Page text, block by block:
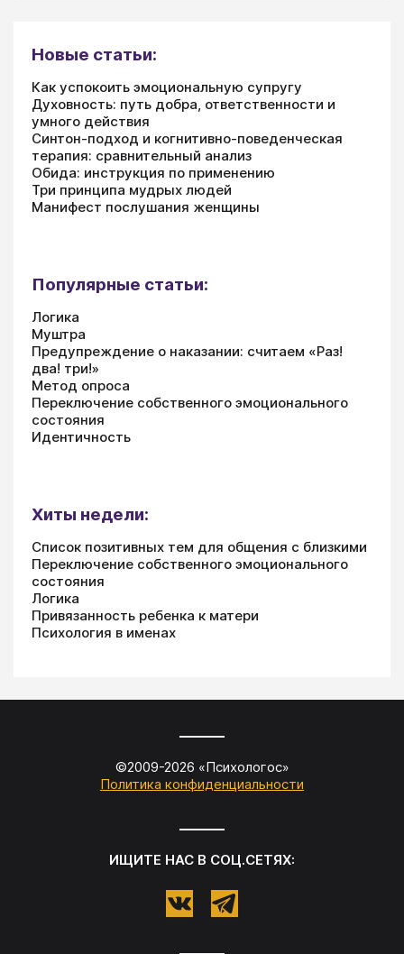
Новые статьи:
Как успокоить эмоциональную супругу
Духовность: путь добра, ответственности и
умного действия
Синтон-подход и когнитивно-поведенческая
терапия: сравнительный анализ
Обида: инструкция по применению
Три принципа мудрых людей
Манифест послушания женщины
Популярные статьи:
Логика
Муштра
Предупреждение о наказании: считаем «Раз!
два! три!»
Метод опроса
Переключение собственного эмоционального
состояния
Идентичность
Хиты недели:
Список позитивных тем для общения с близкими
Переключение собственного эмоционального
состояния
Логика
Привязанность ребенка к матери
Психология в именах
©2009-2026 «Психологос»
Политика конфиденциальности
ИЩИТЕ НАС В СОЦ.СЕТЯХ: